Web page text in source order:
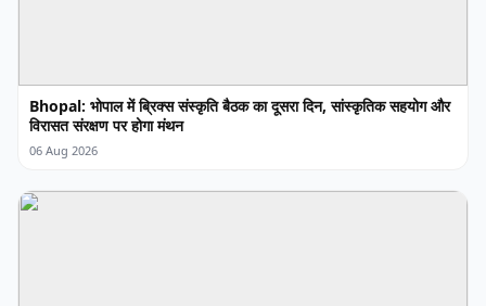
Bhopal: भोपाल में ब्रिक्स संस्कृति बैठक का दूसरा दिन, सांस्कृतिक सहयोग और
विरासत संरक्षण पर होगा मंथन
06 Aug 2026